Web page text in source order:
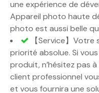
une expérience de
Appareil photo haute
photo est aussi belle
【Service】
priorité absolue. Si
produit, n’hésitez pas
client professionnel
et vous fournira une